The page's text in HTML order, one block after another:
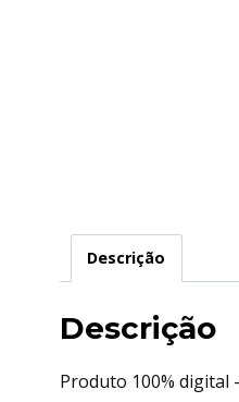
Descrição
Descrição
Produto 100% digital